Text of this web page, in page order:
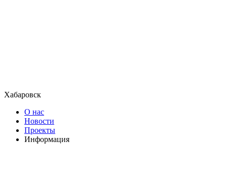
Хабаровск
О нас
Новости
Проекты
Информация